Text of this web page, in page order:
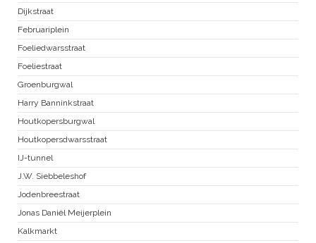
Dijkstraat
Februariplein
Foeliedwarsstraat
Foeliestraat
Groenburgwal
Harry Banninkstraat
Houtkopersburgwal
Houtkopersdwarsstraat
IJ-tunnel
J.W. Siebbeleshof
Jodenbreestraat
Jonas Daniël Meijerplein
Kalkmarkt